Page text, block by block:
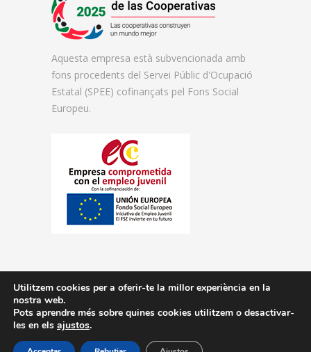
Aquesta empresa està subvencionada amb
fons procedents del Servei Públic d'Ocupació
Estatal (SPEE) cofinançats pel Fons Social
Europeu.
© 2026 Florida Centre de Formació.
Utilitzem cookies per a oferir-te la millor experiència en la
nostra web.
Pots aprendre més sobre quines cookies utilitzem o desactivar-
les en els ajustos.